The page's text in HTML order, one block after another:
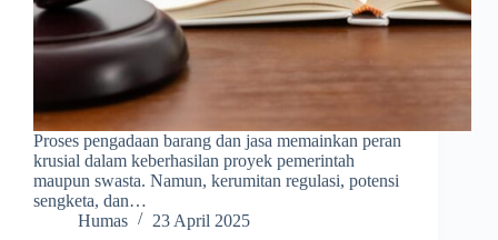
Proses pengadaan barang dan jasa memainkan peran
krusial dalam keberhasilan proyek pemerintah
maupun swasta. Namun, kerumitan regulasi, potensi
sengketa, dan…
Humas
23 April 2025